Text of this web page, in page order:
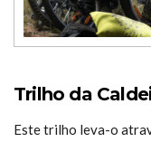
Trilho da
Este trilho leva-o